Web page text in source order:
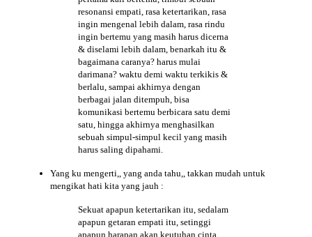
resonansi empati, rasa ketertarikan, rasa
ingin mengenal lebih dalam, rasa rindu
ingin bertemu yang masih harus dicerna
& diselami lebih dalam, benarkah itu &
bagaimana caranya? harus mulai
darimana? waktu demi waktu terkikis &
berlalu, sampai akhirnya dengan
berbagai jalan ditempuh, bisa
komunikasi bertemu berbicara satu demi
satu, hingga akhirnya menghasilkan
sebuah simpul-simpul kecil yang masih
harus saling dipahami.
Yang ku mengerti ,, yang anda tahu,, takkan mudah untuk
mengikat hati kita yang jauh :
Sekuat apapun ketertarikan itu, sedalam
apapun getaran empati itu, setinggi
apapun harapan akan keutuhan cinta,